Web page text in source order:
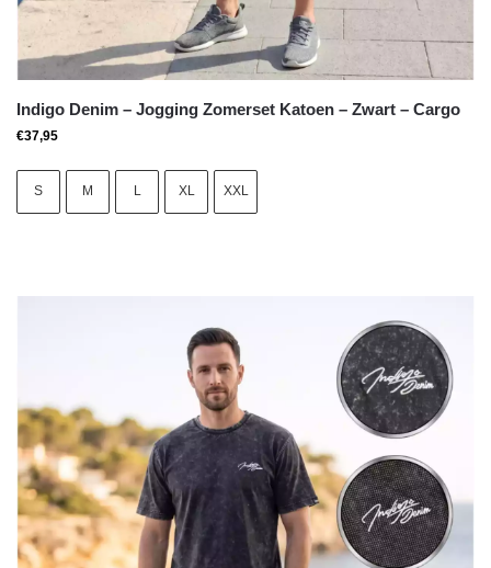
Indigo Denim – Jogging Zomerset Katoen – Zwart – Cargo
€37,95
S M L XL XXL